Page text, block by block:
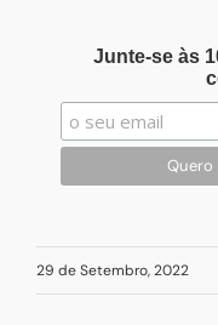
Junte-se às
29 de Setembro, 2022